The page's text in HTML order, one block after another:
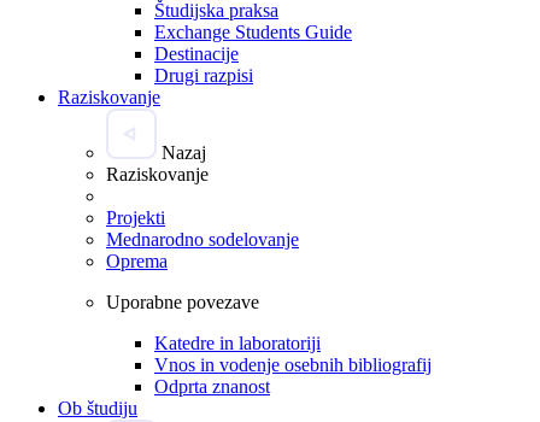
Študijska praksa
Exchange Students Guide
Destinacije
Drugi razpisi
Raziskovanje
Nazaj
Raziskovanje
Projekti
Mednarodno sodelovanje
Oprema
Uporabne povezave
Katedre in laboratoriji
Vnos in vodenje osebnih bibliografij
Odprta znanost
Ob študiju